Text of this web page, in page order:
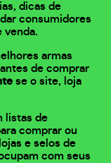
dicas de
consumidores
venda.
armas
de comprar
se o site, loja
listas de
comprar ou
e selos de
com seus